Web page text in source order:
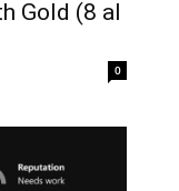
Gold (8 al
0